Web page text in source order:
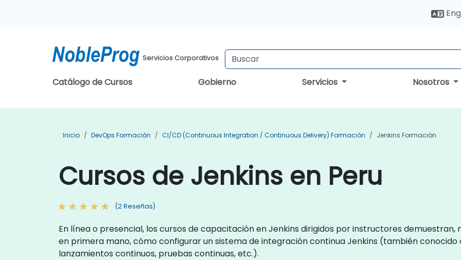
Servicios Corporativos
Catálogo de Cursos Gobierno Servicios Nosotros
Inicio DevOps Formación CI/CD (Continuous Integration / Continuous Delivery) Formación Jenkins Formación
Cursos de Jenkins en Peru
(2 Reseñas)
En línea o presencial, los cursos de capacitación en Jenkins dirigidos por instructores
en primera mano, cómo configurar un sistema de integración continua Jenkins (también
lanzamientos continuos, pruebas continuas, etc.).